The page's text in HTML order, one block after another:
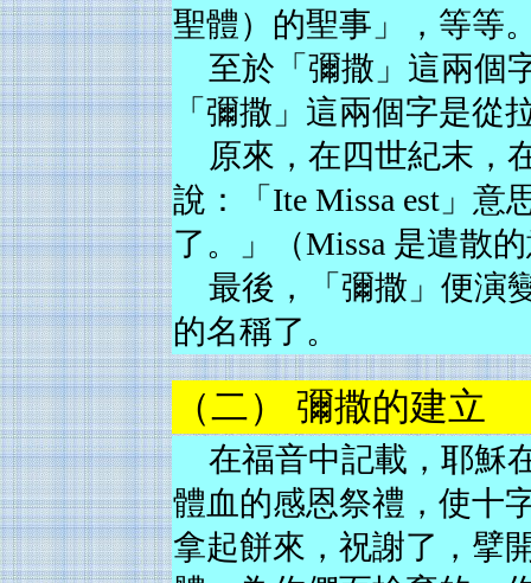
聖體）的聖事」，等等
至於「彌撒」這兩個
「彌撒」這兩個字是從
原來，在四世紀末，
說：「Ite Missa est」
了。」（Missa 是遣散
最後，「彌撒」便演
的名稱了。
（二） 彌撒的建立
在福音中記載，耶穌
體血的感恩祭禮，使十
拿起餅來，祝謝了，擘